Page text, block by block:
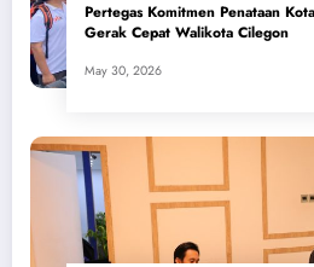
Pertegas Komitmen Penataan
Gerak Cepat Walikota Cilegon
May 30, 2026